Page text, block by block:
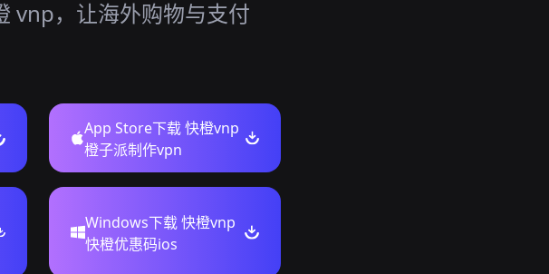
vnp，让海外购物与支付
App Store下载 快橙vnp
橙子派制作vpn
Windows下载 快橙vnp
快橙优惠码ios